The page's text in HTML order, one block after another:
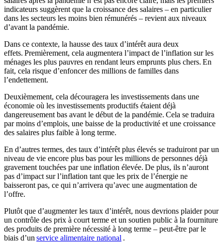
indicateurs suggèrent que la croissance des salaires – en particulier
dans les secteurs les moins bien rémunérés – revient aux niveaux
d’avant la pandémie.
Dans ce contexte, la hausse des taux d’intérêt aura deux
effets. Premièrement, cela augmentera l’impact de l’inflation sur les
ménages les plus pauvres en rendant leurs emprunts plus chers. En
fait, cela risque d’enfoncer des millions de familles dans
l’endettement.
Deuxièmement, cela découragera les investissements dans une
économie où les investissements productifs étaient déjà
dangereusement bas avant le début de la pandémie. Cela se traduira
par moins d’emplois, une baisse de la productivité et une croissance
des salaires plus faible à long terme.
En d’autres termes, des taux d’intérêt plus élevés se traduiront par un
niveau de vie encore plus bas pour les millions de personnes déjà
gravement touchées par une inflation élevée. De plus, ils n’auront
pas d’impact sur l’inflation tant que les prix de l’énergie ne
baisseront pas, ce qui n’arrivera qu’avec une augmentation de
l’offre.
Plutôt que d’augmenter les taux d’intérêt, nous devrions plaider pour
un contrôle des prix à court terme et un soutien public à la fourniture
des produits de première nécessité à long terme – peut-être par le
biais d’un service alimentaire national .